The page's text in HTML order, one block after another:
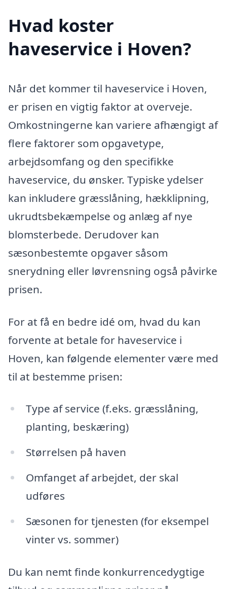
Hvad koster
haveservice i Hoven?
Når det kommer til haveservice i Hoven,
er prisen en vigtig faktor at overveje.
Omkostningerne kan variere afhængigt af
flere faktorer som opgavetype,
arbejdsomfang og den specifikke
haveservice, du ønsker. Typiske ydelser
kan inkludere græsslåning, hækklipning,
ukrudtsbekæmpelse og anlæg af nye
blomsterbede. Derudover kan
sæsonbestemte opgaver såsom
snerydning eller løvrensning også påvirke
prisen.
For at få en bedre idé om, hvad du kan
forvente at betale for haveservice i
Hoven, kan følgende elementer være med
til at bestemme prisen:
Type af service (f.eks. græsslåning,
planting, beskæring)
Størrelsen på haven
Omfanget af arbejdet, der skal
udføres
Sæsonen for tjenesten (for eksempel
vinter vs. sommer)
Du kan nemt finde konkurrencedygtige